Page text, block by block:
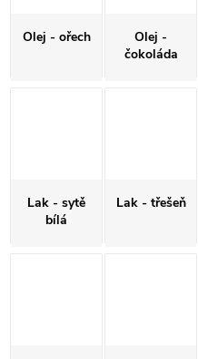
Olej - ořech
Olej -
čokoláda
Lak - sytě
bílá
Lak - třešeň